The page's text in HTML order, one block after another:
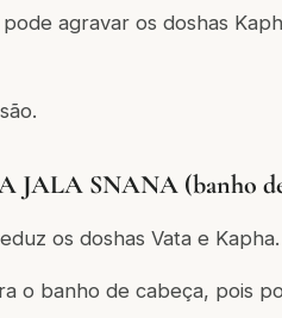
agravar os doshas
SNANA (banho
os doshas Vata e Kapha.
o banho de cabeça, pois